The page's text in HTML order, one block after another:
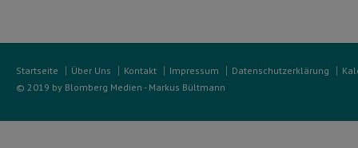
Startseite Über Uns Kontakt Impressum Datenschutzerklärung
© 2019 by Blomberg Medien - Markus Bültmann